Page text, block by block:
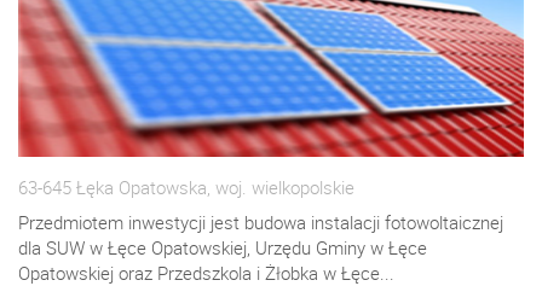
63-645 Łęka Opatowska, woj. wielkopolskie
Przedmiotem inwestycji jest budowa instalacji fotowoltaicznej
dla SUW w Łęce Opatowskiej, Urzędu Gminy w Łęce
Opatowskiej oraz Przedszkola i Żłobka w Łęce...